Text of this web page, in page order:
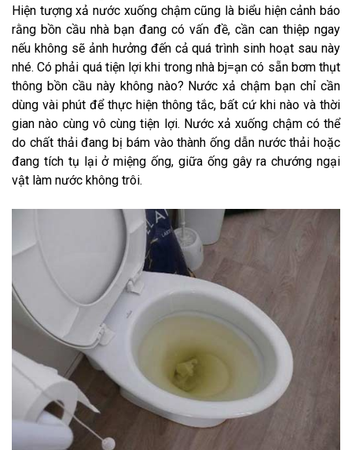
Hiện tượng xả nước xuống chậm cũng là biểu hiện cảnh báo
rằng bồn cầu nhà bạn đang có vấn đề, cần can thiệp ngay
nếu không sẽ ảnh hưởng đến cả quá trình sinh hoạt sau này
nhé. Có phải quá tiện lợi khi trong nhà bj=ạn có sẵn bơm thụt
thông bồn cầu này không nào? Nước xả chậm bạn chỉ cần
dùng vài phút để thực hiện thông tắc, bất cứ khi nào và thời
gian nào cùng vô cùng tiện lợi. Nước xả xuống chậm có thể
do chất thải đang bị bám vào thành ống dẫn nước thải hoặc
đang tích tụ lại ở miệng ống, giữa ống gây ra chướng ngại
vật làm nước không trôi.